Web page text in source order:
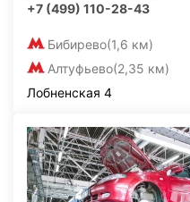
+7 (499) 110-28-43
Бибирево(1,6 км)
Алтуфьево(2,35 км)
Лобненская 4